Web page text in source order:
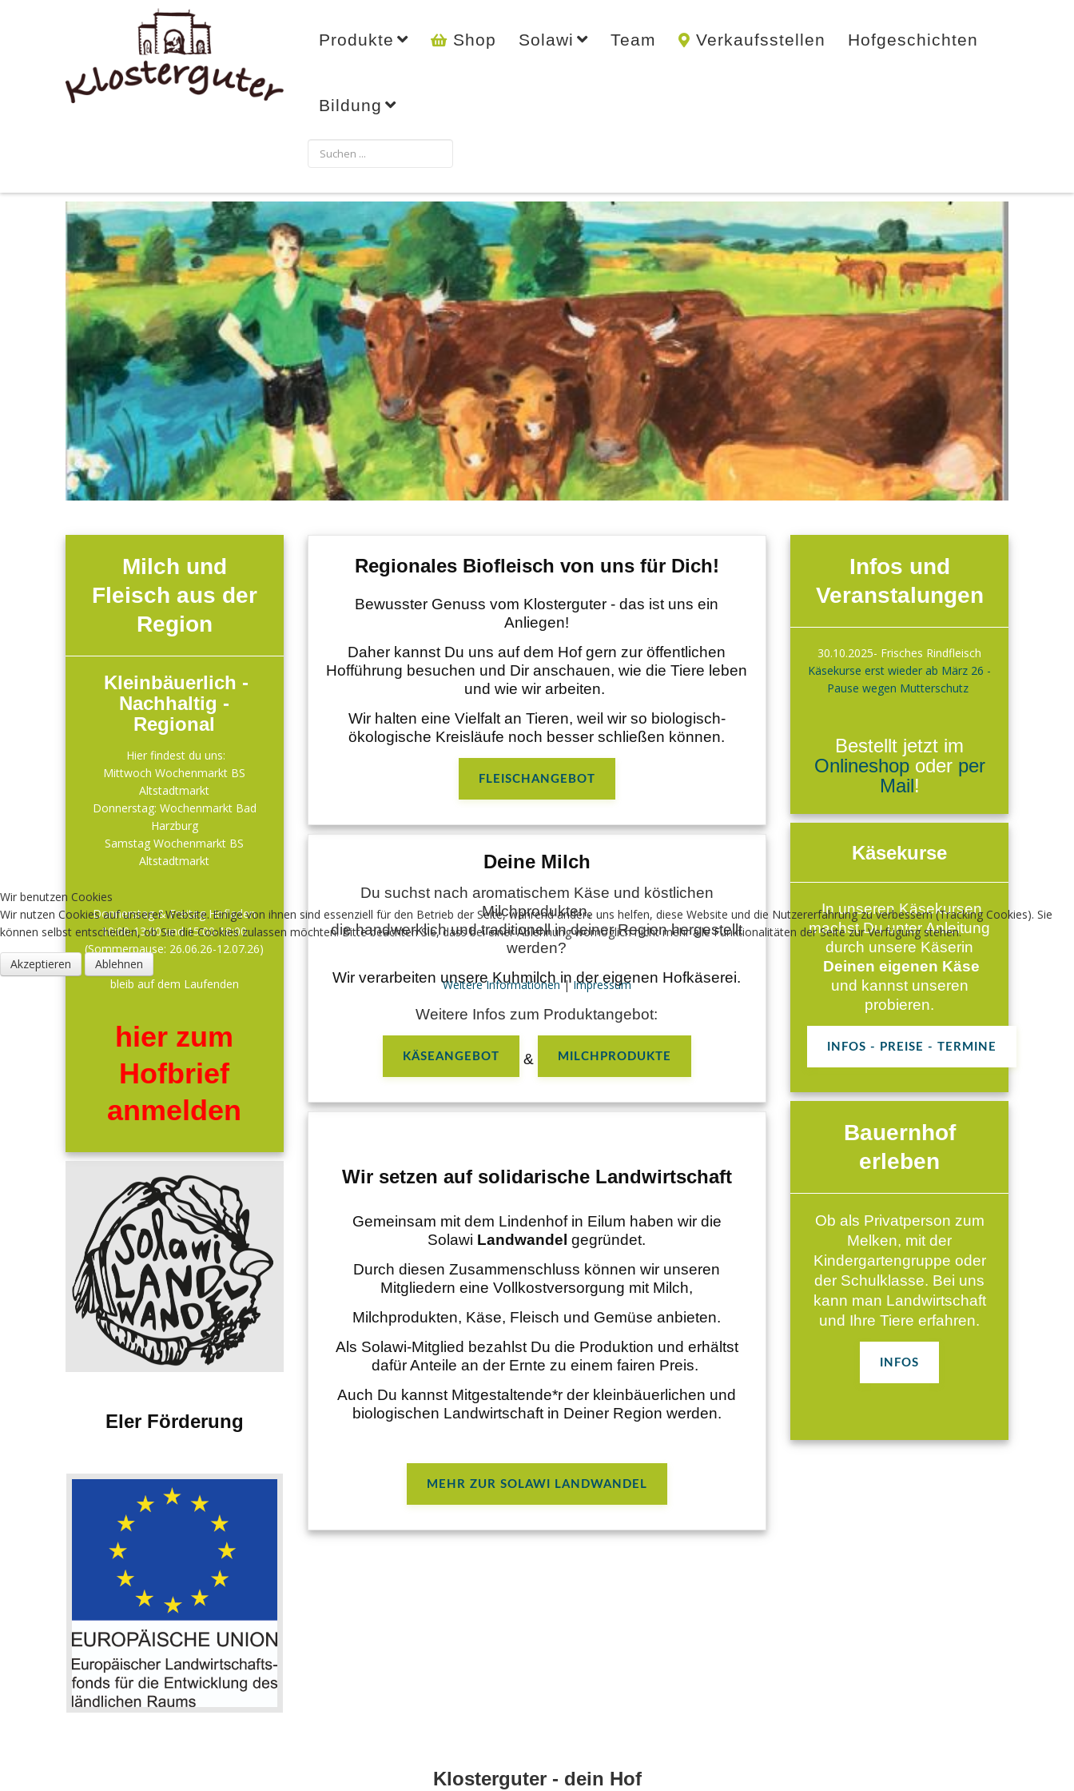
Produkte Shop Solawi Team Verkaufsstellen Hofgeschichten
Bildung
Milch und
Fleisch aus der
Region
Kleinbäuerlich -
Nachhaltig -
Regional
Hier findest du uns:
Mittwoch Wochenmarkt BS
Altstadtmarkt
Donnerstag: Wochenmarkt Bad
Harzburg
Samstag Wochenmarkt BS
Altstadtmarkt
Donnerstag & Freitag Hofladen
10:00-13:00 und 15:00-18:00
(Sommerpause: 26.06.26-12.07.26)
bleib auf dem Laufenden
hier zum
Hofbrief
anmelden
Eler Förderung
Regionales Biofleisch von uns für Dich!
Bewusster Genuss vom Klosterguter - das ist uns ein
Anliegen!
Daher kannst Du uns auf dem Hof gern zur öffentlichen
Hofführung besuchen und Dir anschauen, wie die Tiere leben
und wie wir arbeiten.
Wir halten eine Vielfalt an Tieren, weil wir so biologisch-
ökologische Kreisläufe noch besser schließen können.
FLEISCHANGEBOT
Deine Milch
Du suchst nach aromatischem Käse und köstlichen
Milchprodukten,
die handwerklich und traditionell in deiner Region hergestellt
werden?
Wir verarbeiten unsere Kuhmilch in der eigenen Hofkäserei.
Weitere Infos zum Produktangebot:
KÄSEANGEBOT & MILCHPRODUKTE
Wir setzen auf solidarische Landwirtschaft
Gemeinsam mit dem Lindenhof in Eilum haben wirdie
Solawi Landwandel gegründet.
Durch diesen Zusammenschluss können wir unseren
Mitgliedern eineVollkostversorgung mit Milch,
Milchprodukten, Käse, Fleisch und Gemüse anbieten.
Als Solawi-Mitglied bezahlst Du die Produktion und erhältst
dafür Anteile an der Ernte zu einem fairen Preis.
Auch Du kannst Mitgestaltende*r der kleinbäuerlichen und
biologischen Landwirtschaft in Deiner Region werden.
MEHR ZUR SOLAWI LANDWANDEL
Infos und
Veranstalungen
30.10.2025- Frisches Rindfleisch
Käsekurse erst wieder ab März 26 -
Pause wegen Mutterschutz
Bestellt jetzt im
Onlineshopoder per
Mail!
Käsekurse
In unseren Käsekursen
machst Du unter Anleitung
durch unsere Käserin
Deinen eigenen Käse
und kannst unseren
probieren.
INFOS - PREISE - TERMINE
Bauernhof
erleben
Ob als Privatperson zum
Melken, mit der
Kindergartengruppe oder
der Schulklasse. Bei uns
kann man Landwirtschaft
und Ihre Tiere erfahren.
INFOS
Klosterguter - dein Hof
Wir benutzen Cookies
Wir nutzen Cookies auf unserer Website. Einige von ihnen sind essenziell für den Betrieb der Seite, während andere uns helfen, diese Website und die Nutzererfahrung zu verbessern (Tracking Cookies). Sie
können selbst entscheiden, ob Sie die Cookies zulassen möchten. Bitte beachten Sie, dass bei einer Ablehnung womöglich nicht mehr alle Funktionalitäten der Seite zur Verfügung stehen.
Akzeptieren
Ablehnen
Weitere Informationen|Impressum